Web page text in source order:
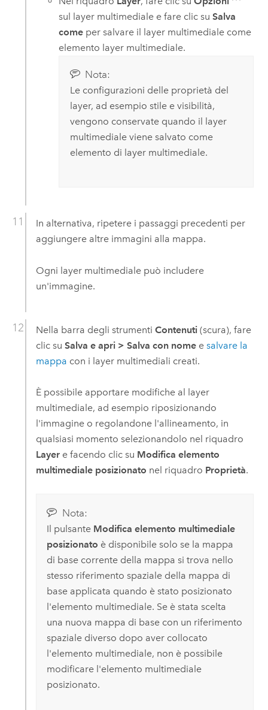
sul layer multimediale e fare clic suSalva
come per salvare il layer multimediale come
elemento layer multimediale.
Nota:
Le configurazioni delle proprietà del
layer, ad esempio stile e visibilità,
vengono conservate quando il layer
multimediale viene salvato come
elemento di layer multimediale.
In alternativa, ripetere i passaggi precedenti per
aggiungere altre immagini alla mappa.
Ogni layer multimediale può includere
un'immagine.
Nella barra degli strumenti Contenuti(scura), fare
clic su Salva e apri > Salva con nomee salvare la
mappa con i layer multimediali creati.
È possibile apportare modifiche al layer
multimediale, ad esempio riposizionando
l'immagine o regolandone l'allineamento, in
qualsiasi momento selezionandolo nel riquadro
Layere facendo clic su Modifica elemento
multimediale posizionato nel riquadro Proprietà.
Nota:
Il pulsante Modifica elemento multimediale
posizionato è disponibile solo se la mappa
di base corrente della mappa si trova nello
stesso riferimento spaziale della mappa di
base applicata quando è stato posizionato
l'elemento multimediale. Se è stata scelta
una nuova mappa di base con un riferimento
spaziale diverso dopo aver collocato
l'elemento multimediale, non è possibile
modificare l'elemento multimediale
posizionato.